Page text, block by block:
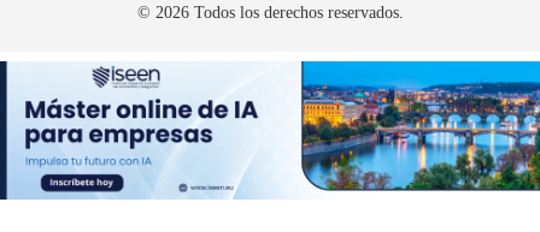
© 2026 Todos los derechos reservados.